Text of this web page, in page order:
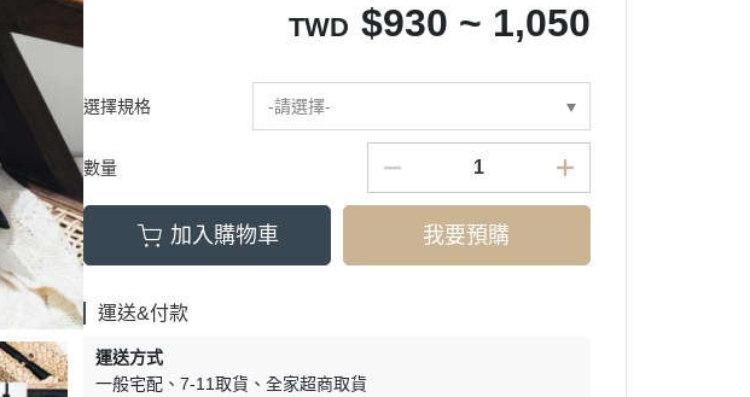
TWD $930 ~ 1,050
選擇規格 -請選擇-
數量
加入購物車 我要預購
運送&付款
運送方式
一般宅配
7-11取貨
全家超商取貨